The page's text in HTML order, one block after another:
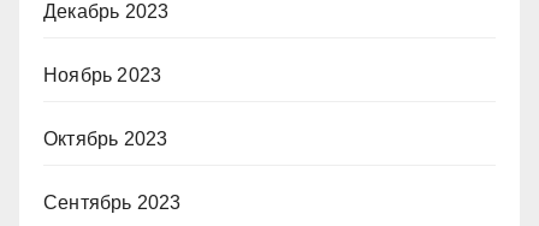
Декабрь 2023
Ноябрь 2023
Октябрь 2023
Сентябрь 2023